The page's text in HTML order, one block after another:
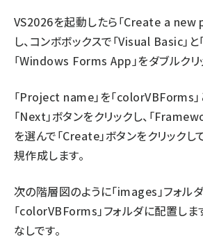
VS2026を起動したら「Create a new
し、コンボボックスで「Visual Basic」
「Windows Forms App」をダブルクリ
「Project name」を「colorVBForms」
「Next」ボタンをクリックし、「
を選んで「Create」ボタンをクリックし
規作成します。
次の階層図のように「images」フォル
「colorVBForms」フォルダに配置しま
なしです。